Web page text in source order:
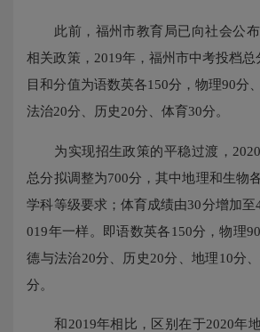
此前，福州市教育局已向社会公布
相关政策，2019年，福州市中考投档
目和分值为语数英各150分，物理90分
法治20分、历史20分、体育30分。
为实现招生政策的平稳过渡，2020
总分拟调整为700分，其中地理和生物
学科等级要求；体育成绩由30分增加至
019年一样。即语数英各150分，物理
德与法治20分、历史20分、地理10分
分。
和2019年相比，区别在于2020年